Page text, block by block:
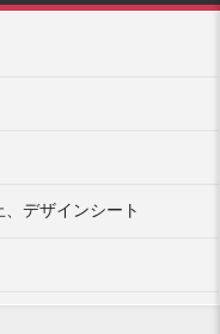
デザインシート